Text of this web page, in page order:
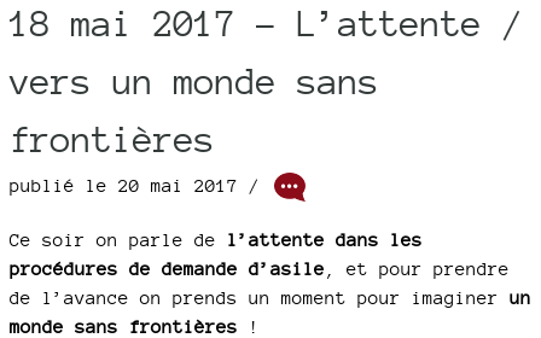
18 mai 2017 - L’attente /
vers un monde sans
frontières
publié le 20 mai 2017 /
Ce soir on parle de l’attente dans les
procédures de demande d’asile , et pour prendre
de l’avance on prends un moment pour imaginer un
monde sans frontières !